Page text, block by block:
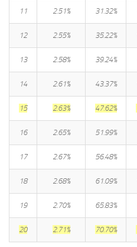
11 2.51% 31.32%
12 2.55% 35.22%
13 2.58% 39.24%
14 2.61% 43.37%
15 2.63% 47.62%
16 2.65% 51.99%
17 2.67% 56.48%
18 2.68% 61.09%
19 2.70% 65.83%
20 2.71% 70.70%